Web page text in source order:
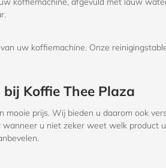
uw koffiemachine. Onze
Koffie Thee Plaza
prijs. Wij bieden u daarom ook
u niet zeker weet welk